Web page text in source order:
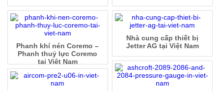
Nhà cung cấp thiết bị
Jetter AG tại Việt Nam
Phanh khí nén Coremo –
Phanh thuỷ lực Coremo
tại Việt Nam